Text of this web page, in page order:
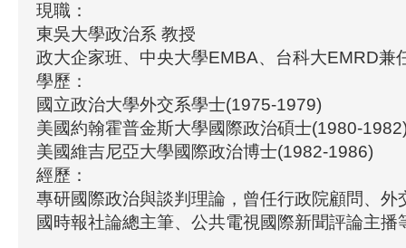
現職：
東吳大學政治系 教授
政大企家班、中央大學EMBA、台科大EMRD兼
學歷：
國立政治大學外交系學士(1975-1979)
美國約翰霍普金斯大學國際政治碩士(1980-
美國維吉尼亞大學國際政治博士(1982-1986)
經歷：
專研國際政治與談判理論，曾任行政院顧問、外
國時報社論總主筆、公共電視國際新聞評論主播